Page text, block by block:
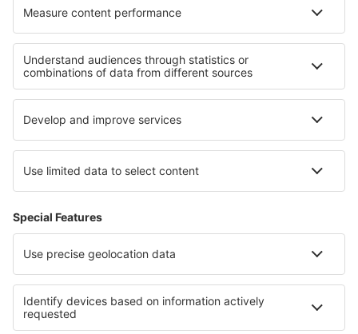
Hoteluri on Phi Phi Islands Hoteluri pe Plaja Pattaya
Hoteluri in Khao Yai National Park Hoteluri in Chiang Mai
Hoteluri on Ko Lanta Hoteluri în Parcul Național Călimani
Hoteluri in Parcul Național Świętokrzyski
Hoteluri în Guanacaste Hoteluri în Zermatt